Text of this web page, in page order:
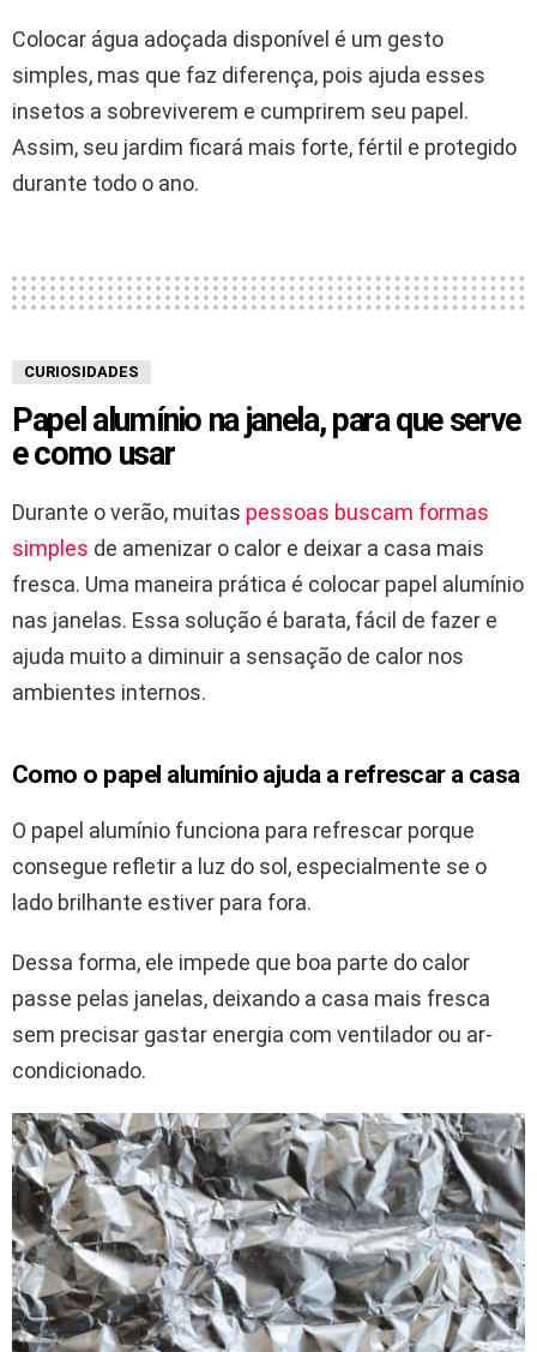
Colocar água adoçada disponível é um gesto
simples, mas que faz diferença, pois ajuda esses
insetos a sobreviverem e cumprirem seu papel.
Assim, seu jardim ficará mais forte, fértil e protegido
durante todo o ano.
CURIOSIDADES
Papel alumínio na janela, para que serve
e como usar
Durante o verão, muitas pessoas buscam formas
simples de amenizar o calor e deixar a casa mais
fresca. Uma maneira prática é colocar papel alumínio
nas janelas. Essa solução é barata, fácil de fazer e
ajuda muito a diminuir a sensação de calor nos
ambientes internos.
Como o papel alumínio ajuda a refrescar a casa
O papel alumínio funciona para refrescar porque
consegue refletir a luz do sol, especialmente se o
lado brilhante estiver para fora.
Dessa forma, ele impede que boa parte do calor
passe pelas janelas, deixando a casa mais fresca
sem precisar gastar energia com ventilador ou ar-
condicionado.